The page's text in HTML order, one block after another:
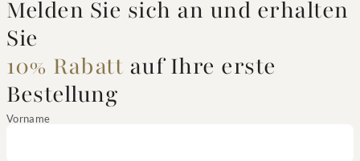
Melden Sie sich an und erhalten
Sie
10% Rabatt auf Ihre erste
Bestellung
Vorname